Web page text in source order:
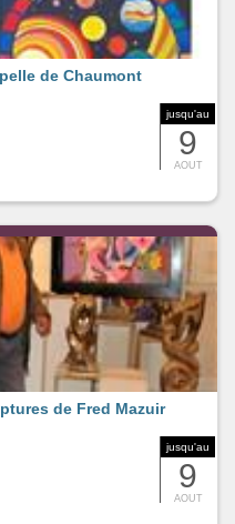
jusqu'au
9
AOUT
de Chaumont
jusqu'au
9
AOUT
de Fred Mazuir